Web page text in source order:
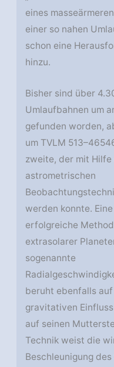
eines
einer so nahen
schon eine
hinzu.
Bisher sind über
Umlaufbahnen um
gefunden worden,
um TVLM
zweite, der mit Hilfe
astrometrischen
werden konnte.
erfolgreiche
extrasolarer
sogenannte
beruht ebenfalls
gravitativen
auf seinen
Technik weist die
Beschleunigung